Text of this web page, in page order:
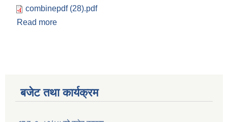
combinepdf (28).pdf
Read more
बजेट तथा कार्यक्रम